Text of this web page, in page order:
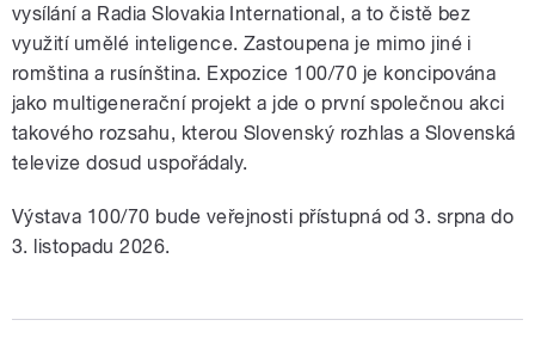
vysílání a Radia Slovakia International, a to čistě bez
využití umělé inteligence. Zastoupena je mimo jiné i
romština a rusínština. Expozice 100/70 je koncipována
jako multigenerační projekt a jde o první společnou akci
takového rozsahu, kterou Slovenský rozhlas a Slovenská
televize dosud uspořádaly.
Výstava 100/70 bude veřejnosti přístupná od 3. srpna do
3. listopadu 2026.